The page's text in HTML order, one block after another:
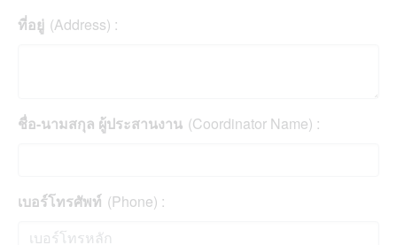
ที่อยู่ (Address) :
ชื่อ-นามสกุล ผู้ประสานงาน (Coordinator Name) :
เบอร์โทรศัพท์ (Phone) :